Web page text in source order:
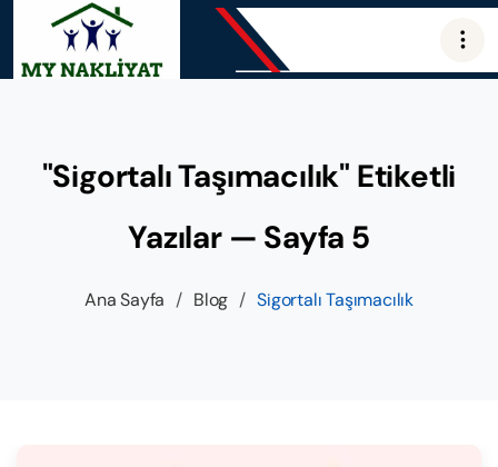
"Sigortalı Taşımacılık" Etiketli
Yazılar — Sayfa 5
Ana Sayfa / Blog / Sigortalı Taşımacılık